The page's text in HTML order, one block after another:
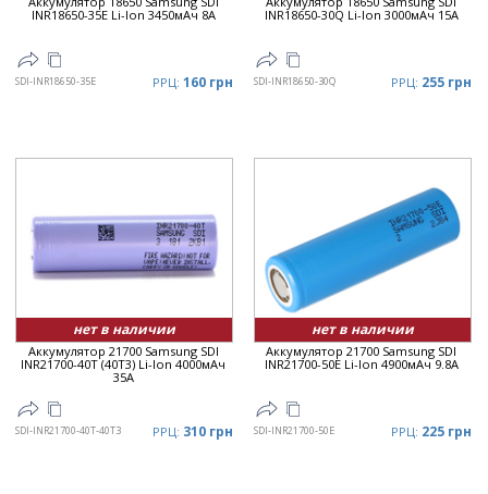
INR18650-35E Li-Ion 3450мАч 8A
SDI-INR18650-35E РРЦ: 160 грн
INR18650-30Q Li-Ion 3000мАч 15A
SDI-INR18650-30Q РРЦ: 255 грн
нет в наличии
Аккумулятор 21700 Samsung SDI
INR21700-40T (40T3) Li-Ion 4000мАч
35А
SDI-INR21700-40T-40T3 РРЦ: 310 грн
нет в наличии
Аккумулятор 21700 Samsung SDI
INR21700-50E Li-Ion 4900мАч 9.8А
SDI-INR21700-50E РРЦ: 225 грн